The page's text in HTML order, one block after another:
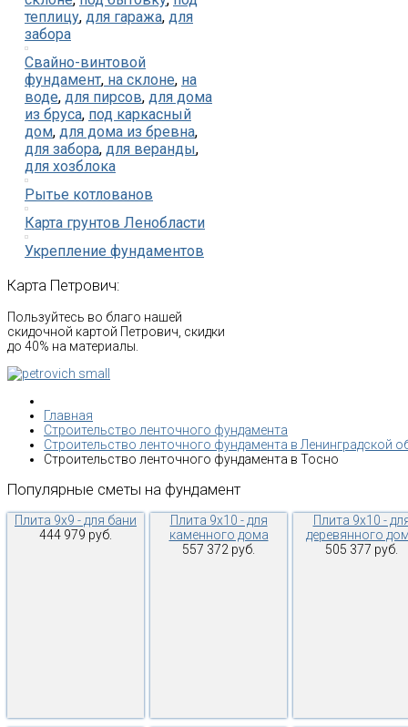
теплицу, для гаража, для
забора
Свайно-винтовой
фундамент, на склоне, на
воде, для пирсов, для дома
из бруса, под каркасный
дом, для дома из бревна,
для забора, для веранды,
для хозблока
Рытье котлованов
Карта грунтов Ленобласти
Укрепление фундаментов
Карта Петрович:
Пользуйтесь во благо нашей
скидочной картой Петрович, скидки
до 40% на материалы.
Главная
Строительство ленточного фундамента
Строительство ленточного фундамента в Ленинградской
Строительство ленточного фундамента в Тосно
Популярные сметы на фундамент
Плита 9х9 - для бани
444 979 руб.
Плита 9х10 - для
каменного дома
557 372 руб.
Плита 9х10 -
деревянного
505 377 руб.